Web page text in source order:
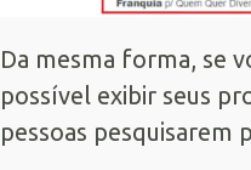
Da mesma forma, se
possível exibir seus
pessoas pesquisarem